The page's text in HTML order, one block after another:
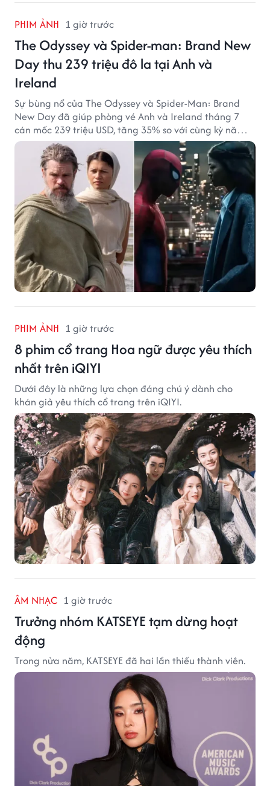
PHIM ẢNH 1 giờ trước
The Odyssey và Spider-man: Brand New
Day thu 239 triệu đô la tại Anh và
Ireland
Sự bùng nổ của The Odyssey và Spider-Man: Brand
New Day đã giúp phòng vé Anh và Ireland tháng 7
cán mốc 239 triệu USD, tăng 35% so với cùng kỳ năm
ngoái.
PHIM ẢNH 1 giờ trước
8 phim cổ trang Hoa ngữ được yêu thích
nhất trên iQIYI
Dưới đây là những lựa chọn đáng chú ý dành cho
khán giả yêu thích cổ trang trên iQIYI.
ÂM NHẠC 1 giờ trước
Trưởng nhóm KATSEYE tạm dừng hoạt
động
Trong nửa năm, KATSEYE đã hai lần thiếu thành viên.